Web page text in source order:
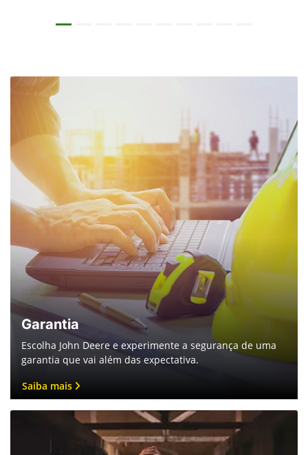
Garantia
Escolha John Deere e experimente a segurança de uma
garantia que vai além das expectativa.
Saiba mais